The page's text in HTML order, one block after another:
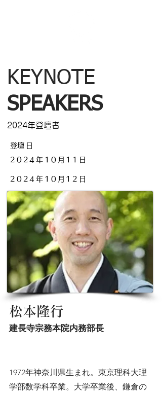
KEYNOTE
SPEAKERS
2024年登壇者
​登壇日
2024年10月11日
2024年10月12日
松本隆行
建長寺宗務本院内務部長
1972年神奈川県生まれ。東京理科大理
学部数学科卒業。大学卒業後、鎌倉の